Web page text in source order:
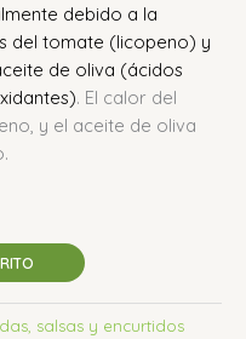
debido a la
del tomate (licopeno) y
de oliva (ácidos
. El calor del
y el aceite de oliva
salsas y encurtidos